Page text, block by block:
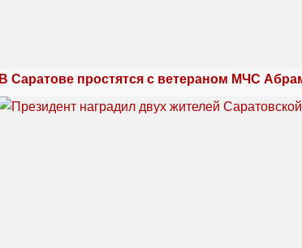
В Саратове простятся с ветераном МЧС